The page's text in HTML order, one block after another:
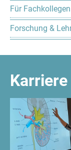
Für Fachkollegen
Forschung &